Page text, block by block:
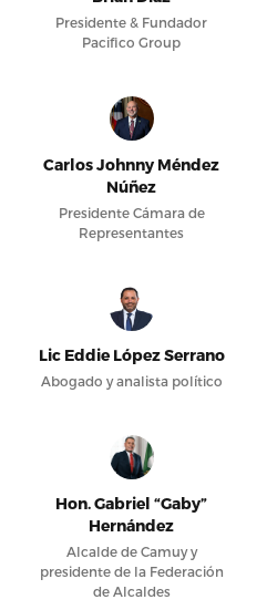
Presidente & Fundador
Pacifico Group
Carlos Johnny Méndez
Núñez
Presidente Cámara de
Representantes
Lic Eddie López Serrano
Abogado y analista político
Hon. Gabriel “Gaby”
Hernández
Alcalde de Camuy y
presidente de la Federación
de Alcaldes